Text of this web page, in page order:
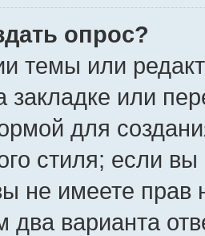
опрос?
темы или
закладке или
для
стиля; если
не имеете прав
два варианта